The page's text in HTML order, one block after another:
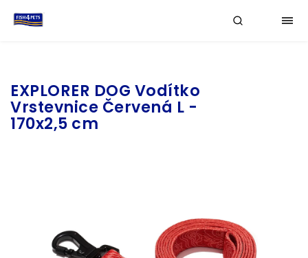
EXPLORER DOG Vodítko
Vrstevnice Červená L -
170x2,5 cm